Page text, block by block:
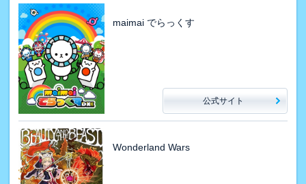
maimai でらっくす
公式サイト
Wonderland Wars